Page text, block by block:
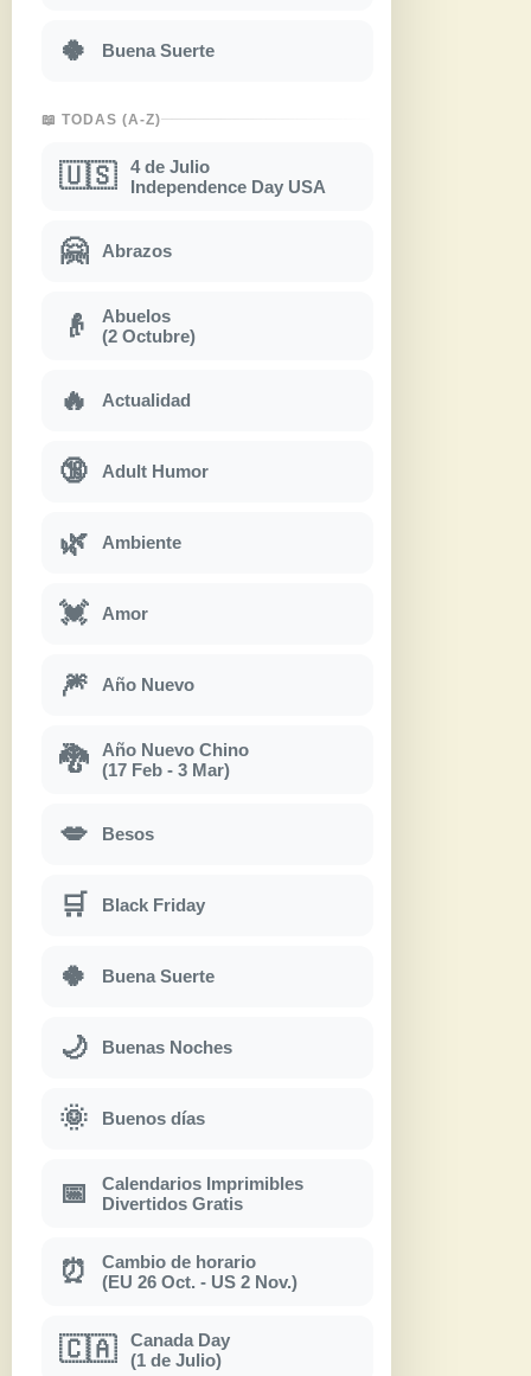
🍀 Buena Suerte
📖 TODAS (A-Z)
🇺🇸
4 de Julio
Independence Day USA
🤗 Abrazos
👴
Abuelos
(2 Octubre)
🔥 Actualidad
🔞 Adult Humor
🌿 Ambiente
💓 Amor
🎆 Año Nuevo
🐉
Año Nuevo Chino
(17 Feb - 3 Mar)
💋 Besos
🛒 Black Friday
🍀 Buena Suerte
🌙 Buenas Noches
🌞 Buenos días
📅
Calendarios Imprimibles
Divertidos Gratis
⏰
Cambio de horario
(EU 26 Oct. - US 2 Nov.)
🇨🇦
Canada Day
(1 de Julio)